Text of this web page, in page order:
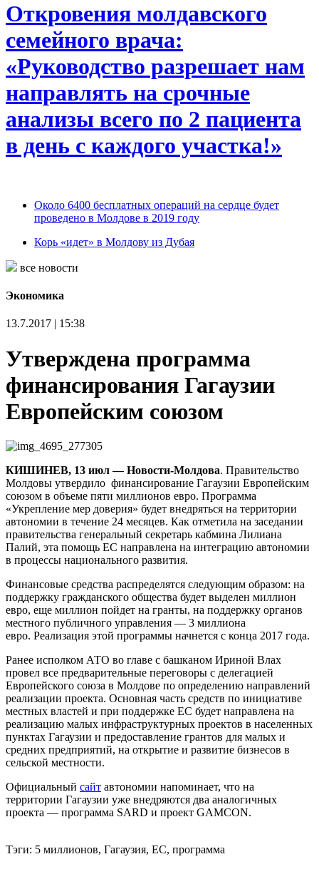
Откровения молдавского
семейного врача:
«Руководство разрешает нам
направлять на срочные
анализы всего по 2 пациента
в день с каждого участка!»
Около 6400 бесплатных операций на сердце будет
проведено в Молдове в 2019 году
Корь «идет» в Молдову из Дубая
все новости
Экономика
13.7.2017 | 15:38
Утверждена программа
финансирования Гагаузии
Европейским союзом
КИШИНЕВ, 13 июл — Новости-Молдова. Правительство
Молдовы утвердило финансирование Гагаузии Европейским
союзом в объеме пяти миллионов евро. Программа
«Укрепление мер доверия» будет внедряться на территории
автономии в течение 24 месяцев. Как отметила на заседании
правительства генеральный секретарь кабмина Лилиана
Палий, эта помощь ЕС направлена на интеграцию автономии
в процессы национального развития.
Финансовые средства распределятся следующим образом: на
поддержку гражданского общества будет выделен миллион
евро, еще миллион пойдет на гранты, на поддержку органов
местного публичного управления — 3 миллиона
евро. Реализация этой программы начнется с конца 2017 года.
Ранее исполком АТО во главе с башканом Ириной Влах
провел все предварительные переговоры с делегацией
Европейского союза в Молдове по определению направлений
реализации проекта. Основная часть средств по инициативе
местных властей и при поддержке ЕС будет направлена на
реализацию малых инфраструктурных проектов в населенных
пунктах Гагаузии и предоставление грантов для малых и
средних предприятий, на открытие и развитие бизнесов в
сельской местности.
Официальный сайт автономии напоминает, что на
территории Гагаузии уже внедряются два аналогичных
проекта — программа SARD и проект GAMCON.
Тэги: 5 миллионов, Гагаузия, ЕС, программа